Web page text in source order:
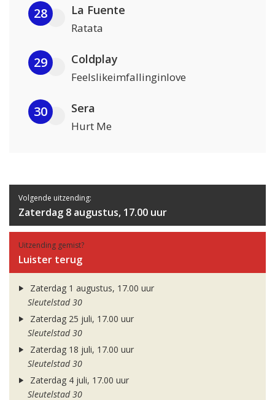
28 La Fuente
Ratata
29 Coldplay
Feelslikeimfallinginlove
30 Sera
Hurt Me
Volgende uitzending:
Zaterdag 8 augustus, 17.00 uur
Uitzending gemist?
Luister terug
Zaterdag 1 augustus, 17.00 uur
Sleutelstad 30
Zaterdag 25 juli, 17.00 uur
Sleutelstad 30
Zaterdag 18 juli, 17.00 uur
Sleutelstad 30
Zaterdag 4 juli, 17.00 uur
Sleutelstad 30